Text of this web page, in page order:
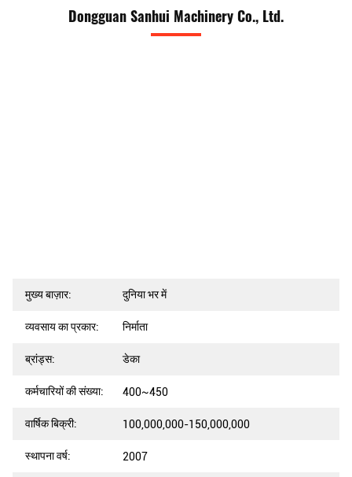
Dongguan Sanhui Machinery Co., Ltd.
मुख्य बाज़ार: दुनिया भर में
व्यवसाय का प्रकार: निर्माता
ब्रांड्स: डेका
कर्मचारियों की संख्या: 400~450
वार्षिक बिक्री: 100,000,000-150,000,000
स्थापना वर्ष: 2007